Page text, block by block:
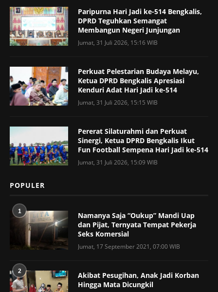
Paripurna Hari Jadi ke-514 Bengkalis,
DPRD Teguhkan Semangat
Membangun Negeri Junjungan
Jumat, 31 Juli 2026, 15:16 WIB
Perkuat Pelestarian Budaya Melayu,
Ketua DPRD Bengkalis Apresiasi
Kenduri Adat Hari Jadi ke-514
Jumat, 31 Juli 2026, 15:15 WIB
Pererat Silaturahmi dan Perkuat
Sinergi, Ketua DPRD Bengkalis Ikut
Fun Football Sempena Hari Jadi ke-514
Jumat, 31 Juli 2026, 15:09 WIB
POPULER
1
Namanya Saja “Oukup” Mandi Uap
dan Pijat, Ternyata Tempat Pekerja
Seks Komersial
Jumat, 17 September 2021, 07:00 WIB
2
Akibat Pesugihan, Anak Jadi Korban
Hingga Mata Dicungkil